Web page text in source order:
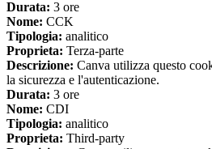
Durata: 3 ore
Nome: CCK
Tipologia: analitico
Proprieta: Terza-parte
Descrizione: Canva utilizza questo
la sicurezza e l'autenticazione.
Durata: 3 ore
Nome: CDI
Tipologia: analitico
Proprieta: Third-party